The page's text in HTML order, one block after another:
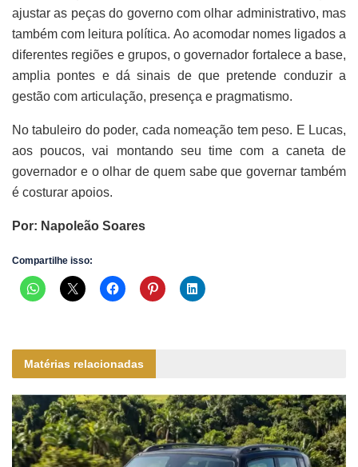
ajustar as peças do governo com olhar administrativo, mas
também com leitura política. Ao acomodar nomes ligados a
diferentes regiões e grupos, o governador fortalece a base,
amplia pontes e dá sinais de que pretende conduzir a
gestão com articulação, presença e pragmatismo.
No tabuleiro do poder, cada nomeação tem peso. E Lucas,
aos poucos, vai montando seu time com a caneta de
governador e o olhar de quem sabe que governar também
é costurar apoios.
Por: Napoleão Soares
Compartilhe isso:
Matérias relacionadas